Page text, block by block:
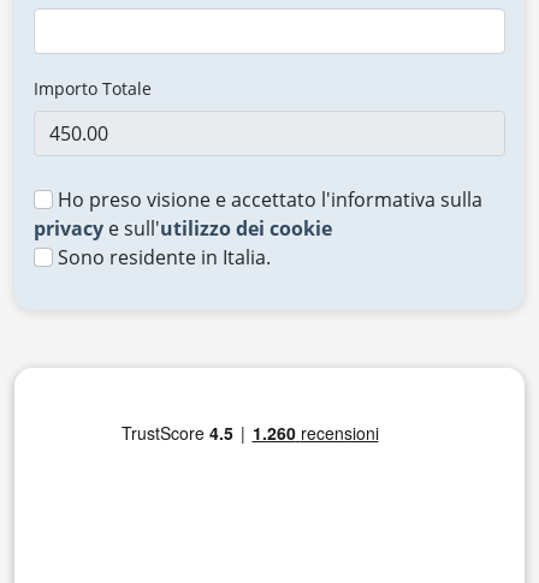
Importo Totale
Ho preso visione e accettato l'informativa sulla
privacy e sull'utilizzo dei cookie
Sono residente in Italia.